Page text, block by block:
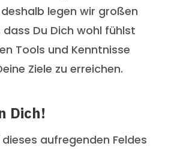
legen wir großen
Du Dich wohl fühlst
Tools und Kenntnisse
Ziele zu erreichen.
Dich!
dieses aufregenden Feldes